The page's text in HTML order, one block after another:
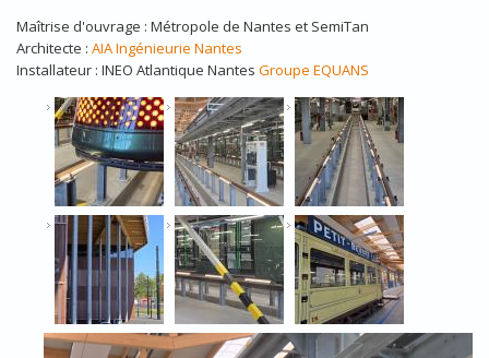
Maîtrise d'ouvrage : Métropole de Nantes et SemiTan
Architecte : AIA Ingénieurie Nantes
Installateur : INEO Atlantique Nantes Groupe EQUANS